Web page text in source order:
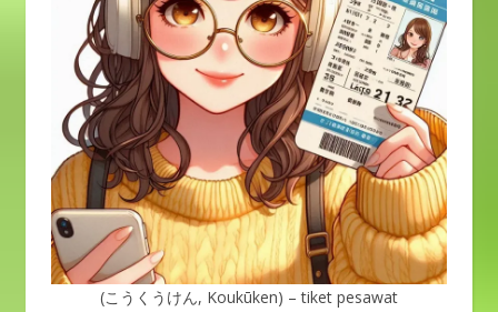
(こうくうけん, Koukūken) – tiket pesawat